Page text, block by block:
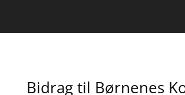
Bidrag til Børnenes